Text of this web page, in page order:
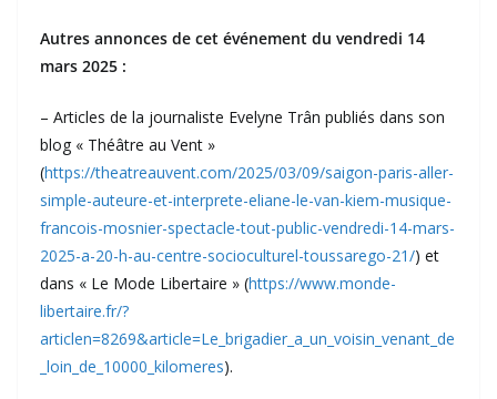
Autres annonces de cet événement du vendredi 14
mars 2025 :
– Articles de la journaliste Evelyne Trân publiés dans son
blog « Théâtre au Vent »
(https://theatreauvent.com/2025/03/09/saigon-paris-aller-
simple-auteure-et-interprete-eliane-le-van-kiem-musique-
francois-mosnier-spectacle-tout-public-vendredi-14-mars-
2025-a-20-h-au-centre-socioculturel-toussarego-21/) et
dans « Le Mode Libertaire » (https://www.monde-
libertaire.fr/?
articlen=8269&article=Le_brigadier_a_un_voisin_venant_de
_loin_de_10000_kilomeres).